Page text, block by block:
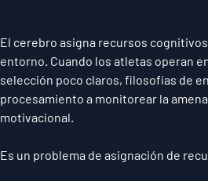
El cerebro asigna recursos
entorno. Cuando los atletas operan
selección poco claros, filosofías de
procesamiento a monitorear la
motivacional.
Es un problema de asignación de